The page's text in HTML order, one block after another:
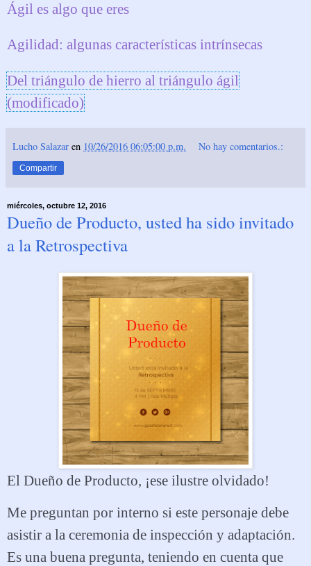
Ágil es algo que eres
Agilidad: algunas características intrínsecas
Del triángulo de hierro al triángulo ágil
(modificado)
Lucho Salazar en 10/26/2016 06:05:00 p.m. No hay comentarios.:
Compartir
miércoles, octubre 12, 2016
Dueño de Producto, usted ha sido invitado
a la Retrospectiva
El Dueño de Producto, ¡ese ilustre olvidado!
Me preguntan por interno si este personaje debe
asistir a la ceremonia de inspección y adaptación.
Es una buena pregunta, teniendo en cuenta que